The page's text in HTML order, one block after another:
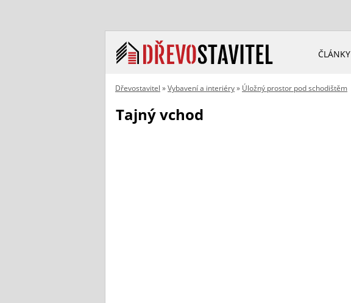
ČLÁNKY
Dřevostavitel »Vybavení a interiéry» Úložný prostor pod schodištěm
Tajný vchod